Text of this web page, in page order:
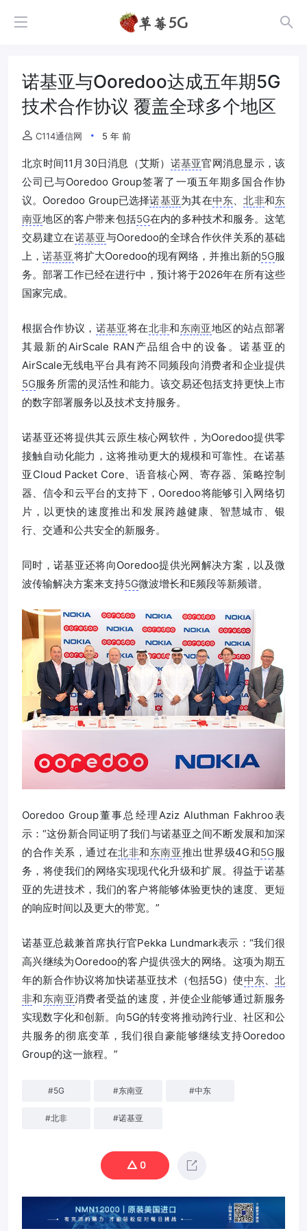
诺基亚与Ooredoo达成五年期5G
技术合作协议 覆盖全球多个地区
C114通信网 5 年 前
北京时间11月30日消息（艾斯） 诺基亚官网消息显示，该
公司已与Ooredoo Group签署了一项五年期多国合作协
议。Ooredoo Group已选择诺基亚为其在中东 、北非和东
南亚地区的客户带来包括5G在内的多种技术和服务。这笔
交易建立在诺基亚与Ooredoo的全球合作伙伴关系的基础
上，诺基亚将扩大Ooredoo的现有网络，并推出新的5G服
务。部署工作已经在进行中，预计将于2026年在所有这些
国家完成。
根据合作协议， 诺基亚将在北非和东南亚地区的站点部署
其最新的AirScale RAN产品组合中的设备。诺基亚的
AirScale无线电平台具有跨不同频段向消费者和企业提供
5G服务所需的灵活性和能力。该交易还包括支持更快上市
的数字部署服务以及技术支持服务。
诺基亚还将提供其云原生核心网软件，为Ooredoo提供零
接触自动化能力，这将推动更大的规模和可靠性。在诺基
亚Cloud Packet Core、语音核心网、寄存器、策略控制
器、信令和云平台的支持下，Ooredoo将能够引入网络切
片，以更快的速度推出和发展跨越健康、智慧城市、银
行、交通和公共安全的新服务。
同时，诺基亚还将向Ooredoo提供光网解决方案，以及微
波传输解决方案来支持5G微波增长和E频段等新频谱。
Ooredoo Group董事总经理Aziz Aluthman Fakhroo表
示：“这份新合同证明了我们与诺基亚之间不断发展和加深
的合作关系，通过在北非和东南亚推出世界级4G和5G服
务，将使我们的网络实现现代化升级和扩展。得益于诺基
亚的先进技术，我们的客户将能够体验更快的速度、更短
的响应时间以及更大的带宽。”
诺基亚总裁兼首席执行官Pekka Lundmark表示：“我们很
高兴继续为Ooredoo的客户提供强大的网络。这项为期五
年的新合作协议将加快诺基亚技术（包括5G）使中东、北
非和东南亚消费者受益的速度，并使企业能够通过新服务
实现数字化和创新。向5G的转变将推动跨行业、社区和公
共服务的彻底变革，我们很自豪能够继续支持Ooredoo
Group的这一旅程。”
#5G #东南亚 #中东
#北非 #诺基亚
0